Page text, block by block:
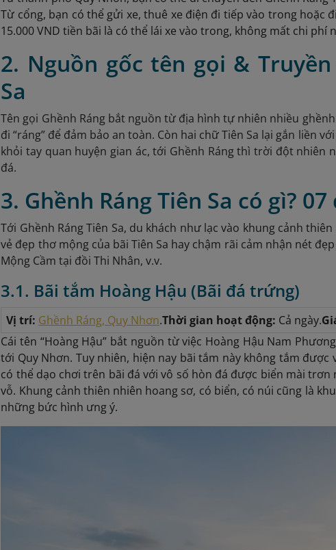
Từ cổng, bạn có thể gửi xe, thuê xe điện đi tiếp vào trong hoặc
15.000 VND tiền bãi là có thể lái xe vào trong, không mất chi phí
2. Nguồn gốc tên gọi &
Sa
Tên gọi Ghềnh Ráng bắt nguồn từ địa hình tự nhiên nhiều
đi “ráng” để đảm bảo an toàn. Còn hai chữ Tiên Sa lại gắn liền
khỏi tay quan huyện gian ác, tới Ghềnh Ráng thì trời đột
đá.
3. Ghềnh Ráng Tiên Sa có gì?
Tới Ghềnh Ráng Tiên Sa, du khách như lạc vào khung cảnh
vẻ đẹp thơ mộng của bãi Tiên Sa hay chậm rãi cảm nhận nét
Mộng Cầm tại đồi Thi Nhân, v.v.
3.1. Bãi tắm Hoàng Hậu (Bãi đá trứng)
Vị trí: Ghềnh Ráng, Quy Nhơn.Thời gian hoạt động: Cả ngày.
Cái tên “Hoàng Hậu” bắt nguồn từ việc Hoàng Hậu Nam
tới Quy Nhơn. Tuy nhiên, hiện nay bãi tắm này không tắm
có thể dạo chơi trên bãi đá với vô số hòn đá được biển mài
vỗ. Khung cảnh thiên nhiên hoang sơ, có biển, có núi cũng là
những bức hình ưng ý.